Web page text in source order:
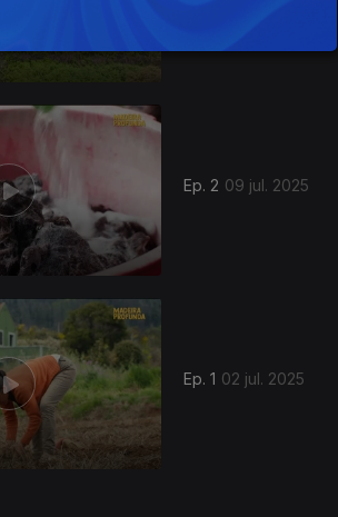
Ep. 2 09 jul. 2025
Ep. 1 02 jul. 2025